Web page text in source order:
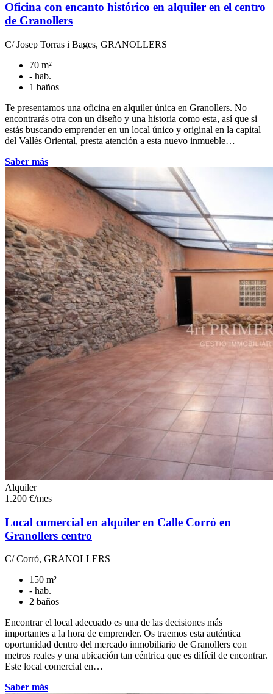
Oficina con encanto histórico en alquiler en el centro
de Granollers
C/ Josep Torras i Bages, GRANOLLERS
70 m²
- hab.
1 baños
Te presentamos una oficina en alquiler única en Granollers. No
encontrarás otra con un diseño y una historia como esta, así que si
estás buscando emprender en un local único y original en la capital
del Vallès Oriental, presta atención a esta nuevo inmueble…
Saber más
Alquiler
1.200 €/mes
Local comercial en alquiler en Calle Corró en
Granollers centro
C/ Corró, GRANOLLERS
150 m²
- hab.
2 baños
Encontrar el local adecuado es una de las decisiones más
importantes a la hora de emprender. Os traemos esta auténtica
oportunidad dentro del mercado inmobiliario de Granollers con
metros reales y una ubicación tan céntrica que es difícil de encontrar.
Este local comercial en…
Saber más